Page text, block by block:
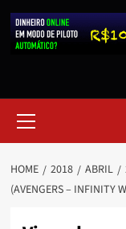
HOME 2018 ABRIL
(AVENGERS – INFINITY